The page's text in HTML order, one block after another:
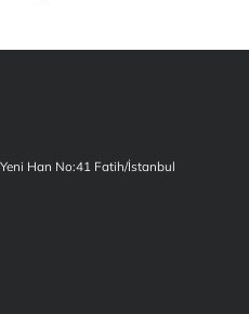
Han No:41 Fatih/İstanbul